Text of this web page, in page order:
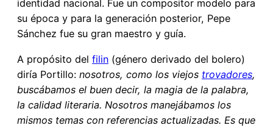
identidad nacional. Fue un compositor modelo para
su época y para la generación posterior, Pepe
Sánchez fue su gran maestro y guía.
A propósito del filin (género derivado del bolero)
diría Portillo: nosotros, como los viejos trovadores,
buscábamos el buen decir, la magia de la palabra,
la calidad literaria. Nosotros manejábamos los
mismos temas con referencias actualizadas. Es que